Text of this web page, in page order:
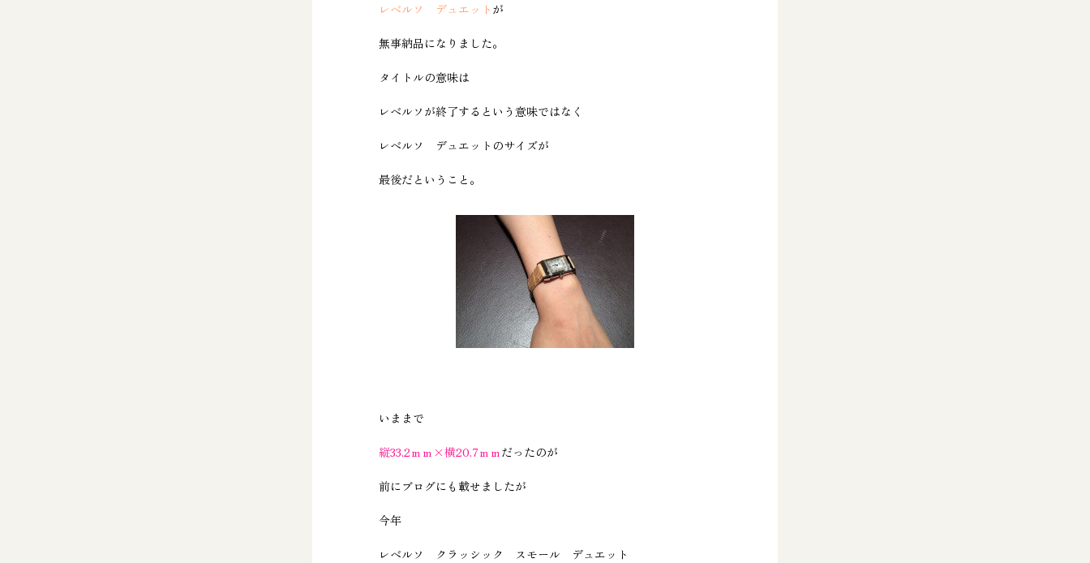
レベルソ デュエット が
無事納品になりました。
タイトルの意味は
レベルソが終了するという意味ではなく
レベルソ デュエットのサイズが
最後だということ。
いままで
縦33.2ｍｍ×横20.7ｍｍだったのが
前にブログにも載せましたが
今年
レベルソ クラッシック スモール デュエット